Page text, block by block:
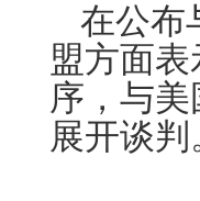
在公布
盟方面
序，与
展开谈判